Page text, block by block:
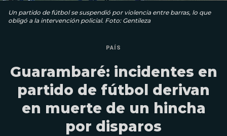
Un partido de fútbol se suspendió por violencia entre barras, lo que
obligó a la intervención policial. Foto: Gentileza
PAÍS
Guarambaré: incidentes en
partido de fútbol derivan
en muerte de un hincha
por disparos